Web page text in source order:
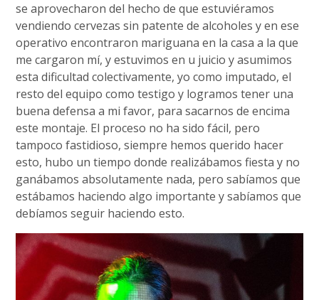
se aprovecharon del hecho de que estuviéramos
vendiendo cervezas sin patente de alcoholes y en ese
operativo encontraron mariguana en la casa a la que
me cargaron mí, y estuvimos en u juicio y asumimos
esta dificultad colectivamente, yo como imputado, el
resto del equipo como testigo y logramos tener una
buena defensa a mi favor, para sacarnos de encima
este montaje. El proceso no ha sido fácil, pero
tampoco fastidioso, siempre hemos querido hacer
esto, hubo un tiempo donde realizábamos fiesta y no
ganábamos absolutamente nada, pero sabíamos que
estábamos haciendo algo importante y sabíamos que
debíamos seguir haciendo esto.